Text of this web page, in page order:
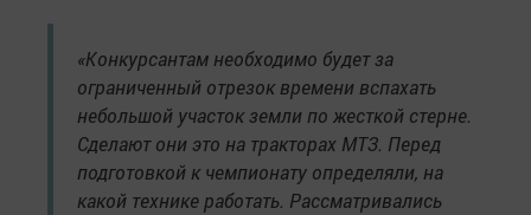
«Конкурсантам необходимо будет за
ограниченный отрезок времени вспахать
небольшой участок земли по жесткой стерне.
Сделают они это на тракторах МТЗ. Перед
подготовкой к чемпионату определяли, на
какой технике работать. Рассматривались